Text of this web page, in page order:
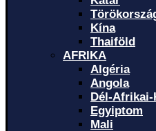
Kína
Thaiföld
AFRIKA
Algéria
Angola
Dél-Afrikai-
Egyiptom
Mali